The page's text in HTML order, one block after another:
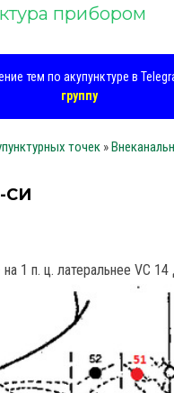
прибором
тем по акупунктуре в
группу
точек »
СИ
1 п. ц. латеральнее VC